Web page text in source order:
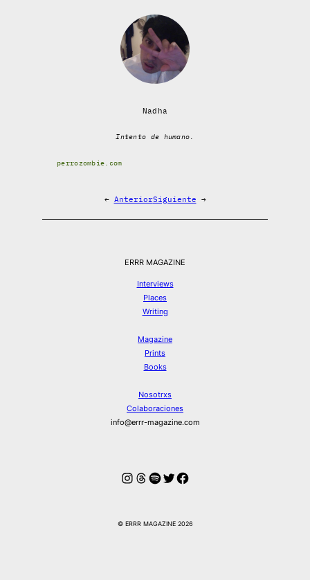
Nadha
Intento de humano.
perrozombie.com
← AnteriorSiguiente →
ERRR MAGAZINE
Interviews
Places
Writing
Magazine
Prints
Books
Nosotrxs
Colaboraciones
info@errr-magazine.com
Instagram
Hilos
Spotify
Twitter
Facebook
© ERRR MAGAZINE 2026